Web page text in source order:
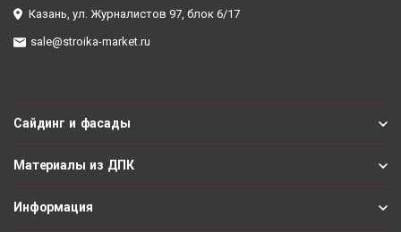
Казань, ул. Журналистов 97, блок 6/17
sale@stroika-market.ru
Сайдинг и фасады
Материалы из ДПК
Информация